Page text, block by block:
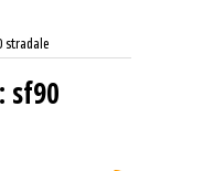
stradale
sf90